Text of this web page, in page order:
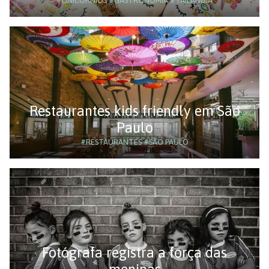
Restaurantes kids friendly em São
Paulo
#RESTAURANTES#SÃO PAULO
Fotógrafa registra a força das